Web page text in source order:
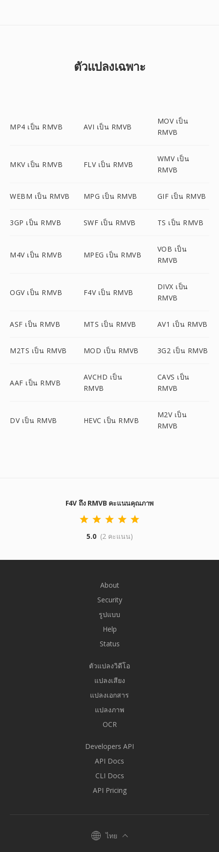
ตัวแปลงเฉพาะ
MP4 เป็น RMVB AVI เป็น RMVB
MOV เป็น
RMVB
MKV เป็น RMVB FLV เป็น RMVB
WMV เป็น
RMVB
WEBM เป็น RMVB MPG เป็น RMVB GIF เป็น RMVB
3GP เป็น RMVB SWF เป็น RMVB TS เป็น RMVB
M4V เป็น RMVB MPEG เป็น RMVB
VOB เป็น
RMVB
OGV เป็น RMVB F4V เป็น RMVB
DIVX เป็น
RMVB
ASF เป็น RMVB MTS เป็น RMVB AV1 เป็น RMVB
M2TS เป็น RMVB MOD เป็น RMVB 3G2 เป็น RMVB
AAF เป็น RMVB
AVCHD เป็น
RMVB
CAVS เป็น
RMVB
DV เป็น RMVB HEVC เป็น RMVB
M2V เป็น
RMVB
F4V ถึง RMVB คะแนนคุณภาพ
5.0 (2 คะแนน)
About
Security
รูปแบบ
Help
Status
ตัวแปลงวิดีโอ
แปลงเสียง
แปลงเอกสาร
แปลงภาพ
OCR
Developers API
API Docs
CLI Docs
API Pricing
ไทย